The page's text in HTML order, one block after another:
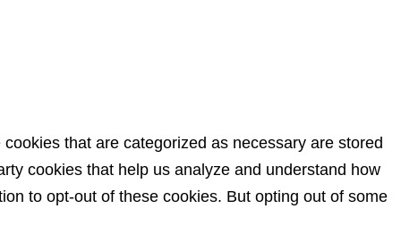
that are categorized as necessary are stored
cookies that help us analyze and understand how
to opt-out of these cookies. But opting out of some